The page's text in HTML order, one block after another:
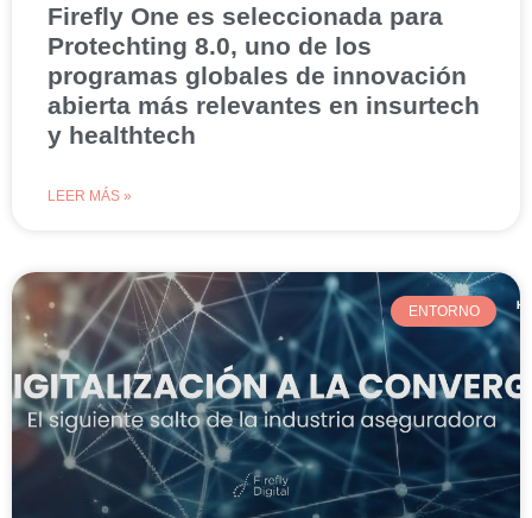
Firefly One es seleccionada para
Protechting 8.0, uno de los
programas globales de innovación
abierta más relevantes en insurtech
y healthtech
LEER MÁS »
ENTORNO